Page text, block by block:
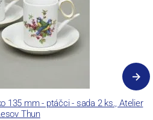
135 mm - ptáčci - sada 2 ks., Atelier
Thun